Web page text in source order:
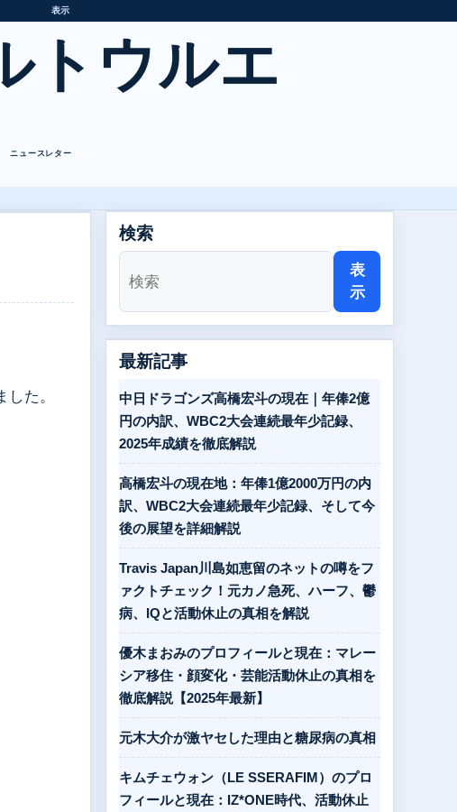
表示
トウルエ
ニュースレター
た。
検索
表
示
最新記事
中日ドラゴンズ高橋宏斗の現在｜年俸2億
円の内訳、WBC2大会連続最年少記録、
2025年成績を徹底解説
高橋宏斗の現在地：年俸1億2000万円の内
訳、WBC2大会連続最年少記録、そして今
後の展望を詳細解説
Travis Japan川島如恵留のネットの噂をフ
ァクトチェック！元カノ急死、ハーフ、鬱
病、IQと活動休止の真相を解説
優木まおみのプロフィールと現在：マレー
シア移住・顔変化・芸能活動休止の真相を
徹底解説【2025年最新】
元木大介が激ヤセした理由と糖尿病の真相
キムチェウォン（LE SSERAFIM）のプロ
フィールと現在：IZ*ONE時代、活動休止